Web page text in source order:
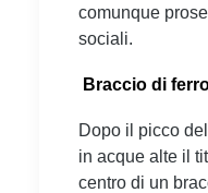
comunque
sociali.
Braccio di
Dopo il picco
in acque alte il
centro di un